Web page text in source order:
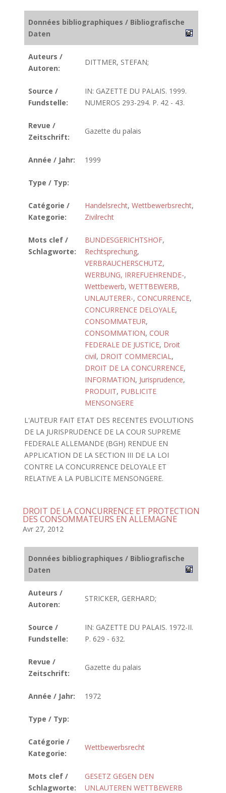
Données bibliographiques / Bibliografische
Daten
Auteurs /
Autoren:
DITTMER, STEFAN;
Source /
Fundstelle:
IN: GAZETTE DU PALAIS. 1999.
NUMEROS 293-294. P. 42 - 43.
Revue /
Zeitschrift:
Gazette du palais
Année / Jahr: 1999
Type / Typ:
Catégorie /
Kategorie:
Handelsrecht, Wettbewerbsrecht,
Zivilrecht
Mots clef /
Schlagworte:
BUNDESGERICHTSHOF,
Rechtsprechung,
VERBRAUCHERSCHUTZ,
WERBUNG, IRREFUEHRENDE-,
Wettbewerb, WETTBEWERB,
UNLAUTERER-, CONCURRENCE,
CONCURRENCE DELOYALE,
CONSOMMATEUR,
CONSOMMATION, COUR
FEDERALE DE JUSTICE, Droit
civil, DROIT COMMERCIAL,
DROIT DE LA CONCURRENCE,
INFORMATION, Jurisprudence,
PRODUIT, PUBLICITE
MENSONGERE
L'AUTEUR FAIT ETAT DES RECENTES EVOLUTIONS
DE LA JURISPRUDENCE DE LA COUR SUPREME
FEDERALE ALLEMANDE (BGH) RENDUE EN
APPLICATION DE LA SECTION III DE LA LOI
CONTRE LA CONCURRENCE DELOYALE ET
RELATIVE A LA PUBLICITE MENSONGERE.
DROIT DE LA CONCURRENCE ET PROTECTION
DES CONSOMMATEURS EN ALLEMAGNE
Avr 27, 2012
Données bibliographiques / Bibliografische
Daten
Auteurs /
Autoren:
STRICKER, GERHARD;
Source /
Fundstelle:
IN: GAZETTE DU PALAIS. 1972-II.
P. 629 - 632.
Revue /
Zeitschrift:
Gazette du palais
Année / Jahr: 1972
Type / Typ:
Catégorie /
Kategorie:
Wettbewerbsrecht
Mots clef /
Schlagworte:
GESETZ GEGEN DEN
UNLAUTEREN WETTBEWERB